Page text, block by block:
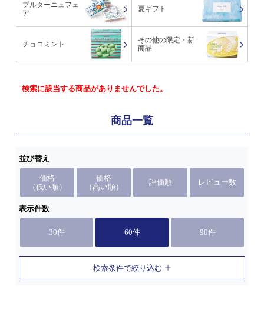
ブルターニュフェ
ア
夏ギフト
チョコミント
その他の限定・新
商品
検索に該当する商品がありませんでした。
商品一覧
並び替え
価格
（低い順）
価格
（高い順）
評価順 レビュー数
表示件数
30件 60件 90件
検索条件で絞り込む